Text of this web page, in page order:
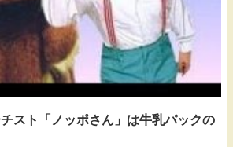
スト「ノッポさん」は牛乳パックの